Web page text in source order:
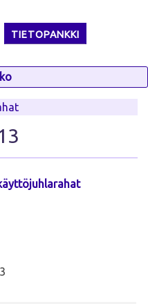
TIETOPANKKI